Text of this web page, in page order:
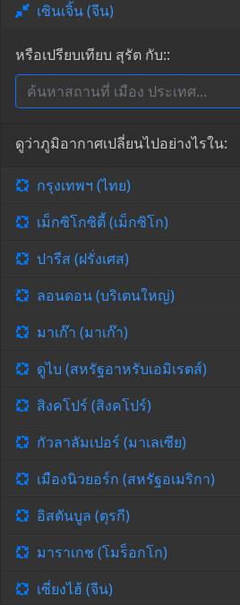
เซินเจิ้น (จีน)
หรือเปรียบเทียบ สุรัต กับ::
ดูว่าภูมิอากาศเปลี่ยนไปอย่างไรใน:
กรุงเทพฯ (ไทย)
เม็กซิโกซิตี้ (เม็กซิโก)
ปารีส (ฝรั่งเศส)
ลอนดอน (บริเตนใหญ่)
มาเก๊า (มาเก๊า)
ดูไบ (สหรัฐอาหรับเอมิเรตส์)
สิงคโปร์ (สิงคโปร์)
กัวลาลัมเปอร์ (มาเลเซีย)
เมืองนิวยอร์ก (สหรัฐอเมริกา)
อิสตันบูล (ตุรกี)
มาราเกช (โมร็อกโก)
เซี่ยงไฮ้ (จีน)